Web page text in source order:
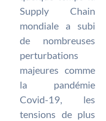
Supply Chain
mondiale a subi
de nombreuses
perturbations
majeures comme
la pandémie
Covid-19, les
tensions de plus